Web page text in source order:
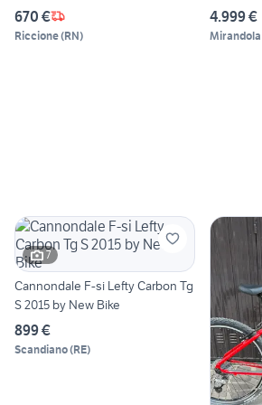
670 €
Riccione(RN)
4.999 €
Mirandola
7
Cannondale F-si Lefty Carbon Tg
S 2015 by New Bike
899 €
Scandiano(RE)